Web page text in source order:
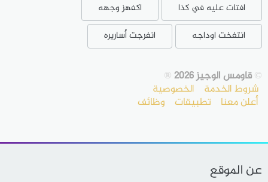
افتات عليه في كذا
اكفهز وجهه
انتفخت اوداجه
انفرجت أساريره
©قاومس الوجيز 2026 ®
شروط الخدمة الخصوصية
أعلن معنا تطبيقات وظائف
عن الموقع